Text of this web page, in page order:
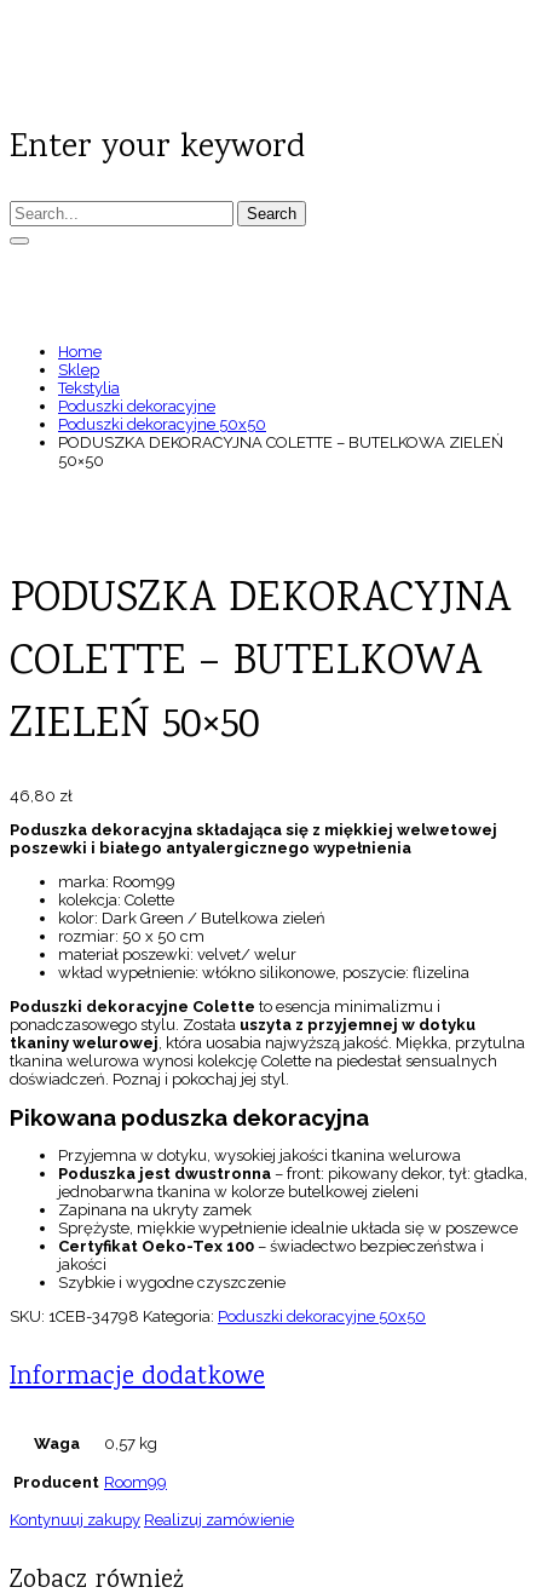
Enter your keyword
Search
Home
Sklep
Tekstylia
Poduszki dekoracyjne
Poduszki dekoracyjne 50x50
PODUSZKA DEKORACYJNA COLETTE – BUTELKOWA ZIELEŃ
50×50
PODUSZKA DEKORACYJNA
COLETTE – BUTELKOWA
ZIELEŃ 50×50
46,80 zł
Poduszka dekoracyjna składająca się z miękkiej welwetowej
poszewki i białego antyalergicznego wypełnienia
marka: Room99
kolekcja: Colette
kolor: Dark Green / Butelkowa zieleń
rozmiar: 50 x 50 cm
materiał poszewki: velvet/ welur
wkład wypełnienie: włókno silikonowe, poszycie: flizelina
Poduszki dekoracyjne Colette to esencja minimalizmu i
ponadczasowego stylu. Została uszyta z przyjemnej w dotyku
tkaniny welurowej, która uosabia najwyższą jakość. Miękka, przytulna
tkanina welurowa wynosi kolekcję Colette na piedestał sensualnych
doświadczeń. Poznaj i pokochaj jej styl.
Pikowana poduszka dekoracyjna
Przyjemna w dotyku, wysokiej jakości tkanina welurowa
Poduszka jest dwustronna – front: pikowany dekor, tył: gładka,
jednobarwna tkanina w kolorze butelkowej zieleni
Zapinana na ukryty zamek
Sprężyste, miękkie wypełnienie idealnie układa się w poszewce
Certyfikat Oeko-Tex 100 – świadectwo bezpieczeństwa i
jakości
Szybkie i wygodne czyszczenie
SKU: 1CEB-34798 Kategoria: Poduszki dekoracyjne 50x50
Informacje dodatkowe
Waga 0,57 kg
Producent Room99
Kontynuuj zakupy Realizuj zamówienie
Zobacz również